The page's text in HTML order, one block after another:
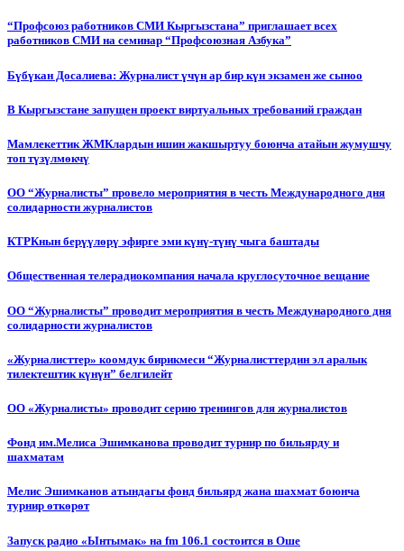
“Профсоюз работников СМИ Кыргызстана” приглашает всех
работников СМИ на семинар “Профсоюзная Азбука”
Бүбүкан Досалиева: Журналист үчүн ар бир күн экзамен же сыноо
В Кыргызстане запущен проект виртуальных требований граждан
Мамлекеттик ЖМКлардын ишин жакшыртуу боюнча атайын жумушчу
топ түзүлмөкчү
ОО “Журналисты” провело мероприятия в честь Международного дня
солидарности журналистов
КТРКнын берүүлөрү эфирге эми күнү-түнү чыга баштады
Общественная телерадиокомпания начала круглосуточное вещание
ОО “Журналисты” проводит мероприятия в честь Международного дня
солидарности журналистов
«Журналисттер» коомдук бирикмеси “Журналисттердин эл аралык
тилектештик күнүн” белгилейт
ОО «Журналисты» проводит серию тренингов для журналистов
Фонд им.Мелиса Эшимканова проводит турнир по бильярду и
шахматам
Мелис Эшимканов атындагы фонд бильярд жана шахмат боюнча
турнир өткөрөт
Запуск радио «Ынтымак» на fm 106.1 состоится в Оше